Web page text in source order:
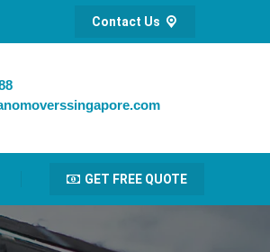
Contact Us
GET FREE QUOTE